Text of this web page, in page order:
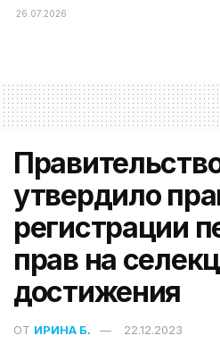
26.07.2026
утвердило
регистрации
прав на
достижения
ОТ ИРИНА Б. 22.12.2023